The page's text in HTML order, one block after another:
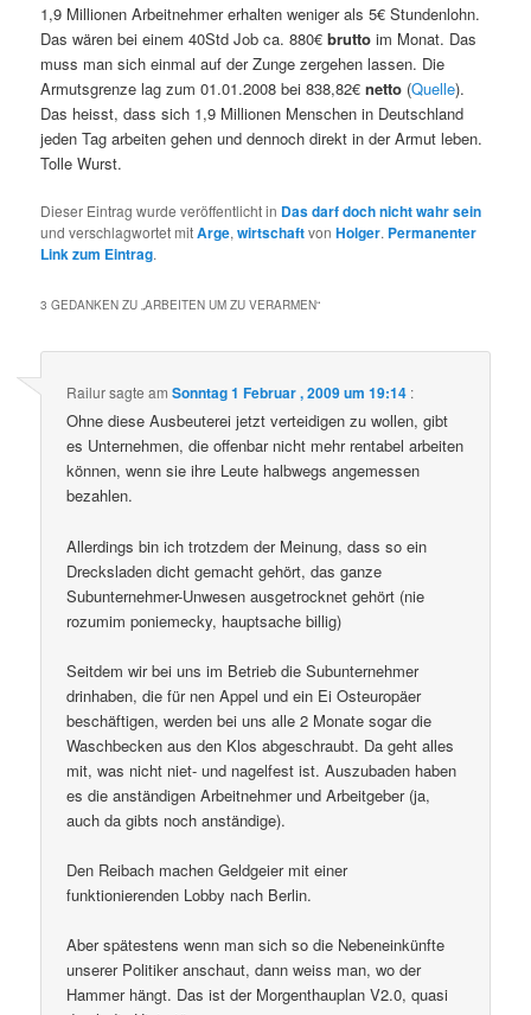
1,9 Millionen Arbeitnehmer erhalten weniger als 5€ Stundenlohn.
Das wären bei einem 40Std Job ca. 880€brutto im Monat. Das
muss man sich einmal auf der Zunge zergehen lassen. Die
Armutsgrenze lag zum 01.01.2008 bei 838,82€netto (Quelle).
Das heisst, dass sich 1,9 Millionen Menschen in Deutschland
jeden Tag arbeiten gehen und dennoch direkt in der Armut leben.
Tolle Wurst.
Dieser Eintrag wurde veröffentlicht in Das darf doch nicht wahr sein
und verschlagwortet mitArge,wirtschaftvonHolger. Permanenter
Link zum Eintrag.
3 GEDANKEN ZU „ARBEITEN UM ZU VERARMEN“
Railursagte amSonntag 1 Februar , 2009 um 19:14 :
Ohne diese Ausbeuterei jetzt verteidigen zu wollen, gibt
es Unternehmen, die offenbar nicht mehr rentabel arbeiten
können, wenn sie ihre Leute halbwegs angemessen
bezahlen.
Allerdings bin ich trotzdem der Meinung, dass so ein
Drecksladen dicht gemacht gehört, das ganze
Subunternehmer-Unwesen ausgetrocknet gehört (nie
rozumim poniemecky, hauptsache billig)
Seitdem wir bei uns im Betrieb die Subunternehmer
drinhaben, die für nen Appel und ein Ei Osteuropäer
beschäftigen, werden bei uns alle 2 Monate sogar die
Waschbecken aus den Klos abgeschraubt. Da geht alles
mit, was nicht niet- und nagelfest ist. Auszubaden haben
es die anständigen Arbeitnehmer und Arbeitgeber (ja,
auch da gibts noch anständige).
Den Reibach machen Geldgeier mit einer
funktionierenden Lobby nach Berlin.
Aber spätestens wenn man sich so die Nebeneinkünfte
unserer Politiker anschaut, dann weiss man, wo der
Hammer hängt. Das ist der Morgenthauplan V2.0, quasi